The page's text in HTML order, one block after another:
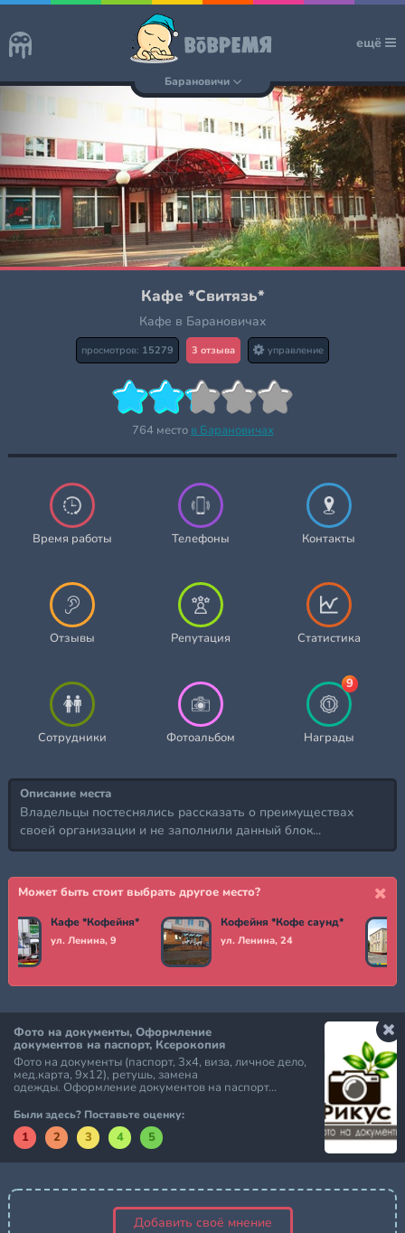
ещё
Барановичи
Кафе *Свитязь*
Кафе в Барановичах
просмотров: 15279 3 отзыва управление
764 место в Барановичах
Время работы Телефоны Контакты
Отзывы Репутация Статистика
Сотрудники Фотоальбом
9
Награды
Описание места
Владельцы постеснялись рассказать о преимуществах
своей организации и не заполнили данный блок...
Может быть стоит выбрать другое место?
Кафе *Кофейня*
ул. Ленина, 9
Кофейня *Кофе саунд*
ул. Ленина, 24
Фото на документы, Оформление
документов на паспорт, Ксерокопия
Фото на документы (паспорт, 3х4, виза, личное дело,
мед.карта, 9х12), ретушь, замена
одежды. Оформление документов на паспорт...
Были здесь? Поставьте оценку:
1 2 3 4 5
Добавить своё мнение